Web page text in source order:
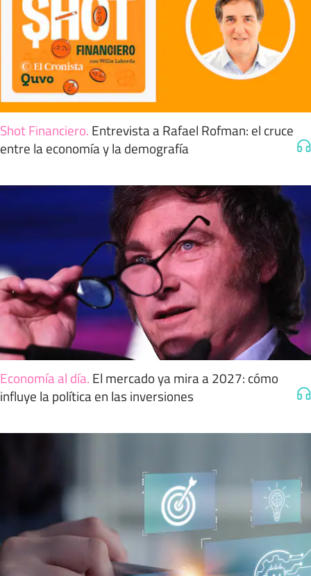
Shot Financiero. Entrevista a Rafael Rofman: el cruce
entre la economía y la demografía
Economía al día. El mercado ya mira a 2027: cómo
influye la política en las inversiones